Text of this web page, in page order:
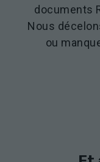
documents
Nous
ou